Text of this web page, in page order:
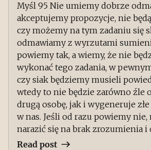
Myśl 95 Nie umiemy dobrze
akceptujemy propozycje, nie
czy możemy na tym zadaniu się
odmawiamy z wyrzutami
powiemy tak, a wiemy, że nie
wykonać tego zadania, w
czy siak będziemy musieli
wtedy to nie będzie zarówno źle
drugą osobę, jak i wygeneruje
w nas. Jeśli od razu powiemy
narazić się na brak zrozumienia i
Read post